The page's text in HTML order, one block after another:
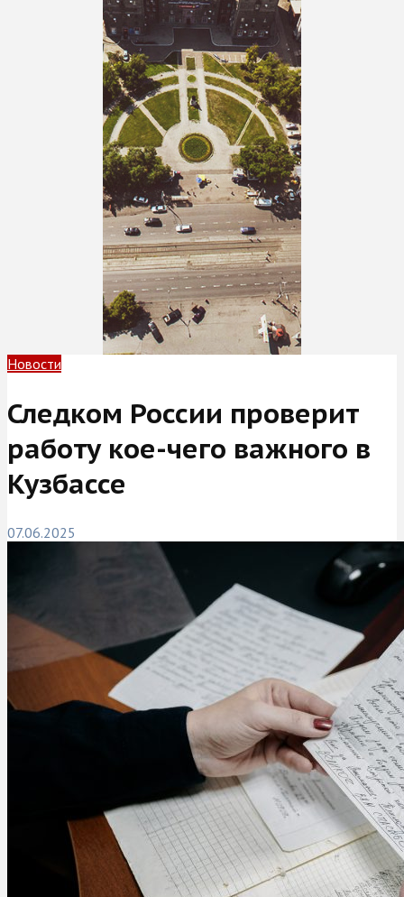
Новости
Следком России проверит
работу кое-чего важного в
Кузбассе
07.06.2025